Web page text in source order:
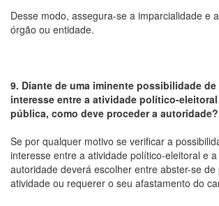
Desse modo, assegura-se a imparcialidade e
órgão ou entidade.
9. Diante de uma iminente possibilidade
interesse entre a atividade político-
pública, como deve proceder a autoridade?
Se por qualquer motivo se verificar a
interesse entre a atividade político-eleitoral e
autoridade deverá escolher entre abster-se
atividade ou requerer o seu afastamento do